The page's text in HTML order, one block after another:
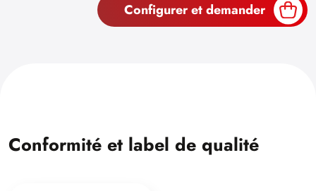
Configurer et demander
Conformité et label de qualité